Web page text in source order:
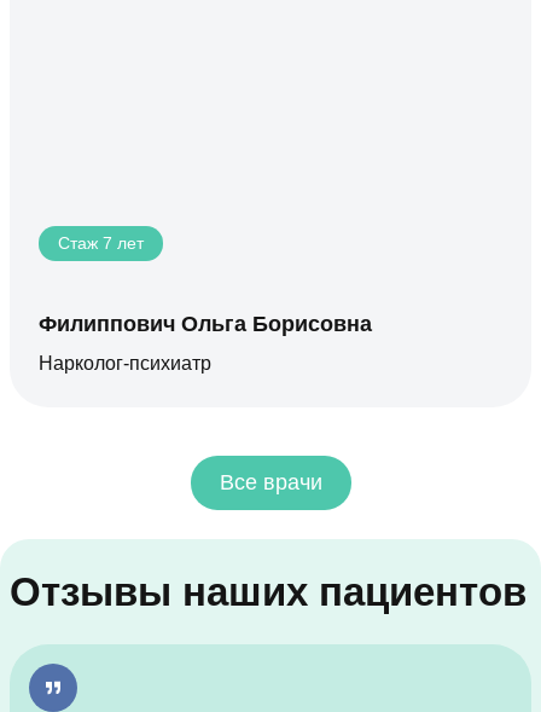
Стаж 7 лет
Филиппович Ольга Борисовна
Нарколог-психиатр
Все врачи
Отзывы наших пациентов